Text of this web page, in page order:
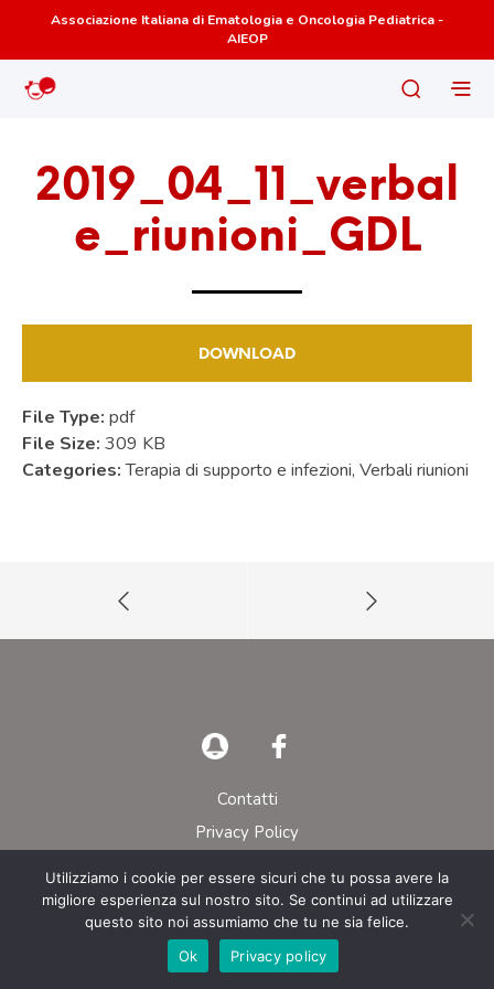
Associazione Italiana di Ematologia e Oncologia Pediatrica -
AIEOP
2019_04_11_verbal
e_riunioni_GDL
DOWNLOAD
File Type: pdf
File Size: 309 KB
Categories:Terapia di supporto e infezioni, Verbali riunioni
Contatti
Privacy Policy
© AIEOP – Tutti i diritti riservati
Utilizziamo i cookie per essere sicuri che tu possa avere la
migliore esperienza sul nostro sito. Se continui ad utilizzare
questo sito noi assumiamo che tu ne sia felice.
Ok
Privacy policy